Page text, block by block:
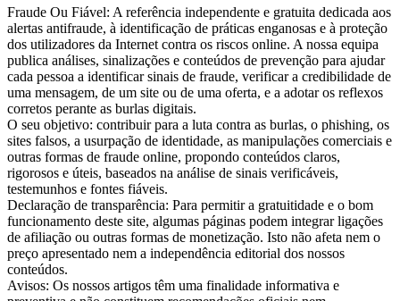
Fraude Ou Fiável: A referência independente e gratuita dedicada aos
alertas antifraude, à identificação de práticas enganosas e à proteção
dos utilizadores da Internet contra os riscos online. A nossa equipa
publica análises, sinalizações e conteúdos de prevenção para ajudar
cada pessoa a identificar sinais de fraude, verificar a credibilidade de
uma mensagem, de um site ou de uma oferta, e a adotar os reflexos
corretos perante as burlas digitais.
O seu objetivo: contribuir para a luta contra as burlas, o phishing, os
sites falsos, a usurpação de identidade, as manipulações comerciais e
outras formas de fraude online, propondo conteúdos claros,
rigorosos e úteis, baseados na análise de sinais verificáveis,
testemunhos e fontes fiáveis.
Declaração de transparência: Para permitir a gratuitidade e o bom
funcionamento deste site, algumas páginas podem integrar ligações
de afiliação ou outras formas de monetização. Isto não afeta nem o
preço apresentado nem a independência editorial dos nossos
conteúdos.
Avisos: Os nossos artigos têm uma finalidade informativa e